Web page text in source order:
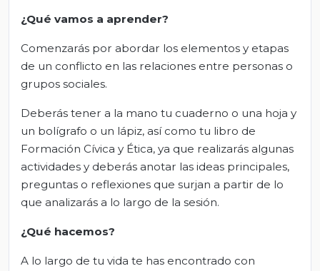
¿Qué vamos a aprender?
Comenzarás por abordar los elementos y etapas
de un conflicto en las relaciones entre personas o
grupos sociales.
Deberás tener a la mano tu cuaderno o una hoja y
un bolígrafo o un lápiz, así como tu libro de
Formación Cívica y Ética, ya que realizarás algunas
actividades y deberás anotar las ideas principales,
preguntas o reflexiones que surjan a partir de lo
que analizarás a lo largo de la sesión.
¿Qué hacemos?
A lo largo de tu vida te has encontrado con